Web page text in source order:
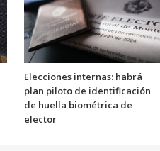
Elecciones internas: habrá
plan piloto de identificación
de huella biométrica de
elector